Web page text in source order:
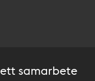
samarbete